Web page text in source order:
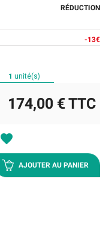
RÉDUCTION
-13€
1 unité(s)
174,00 €TTC
favorite
AJOUTER AU PANIER